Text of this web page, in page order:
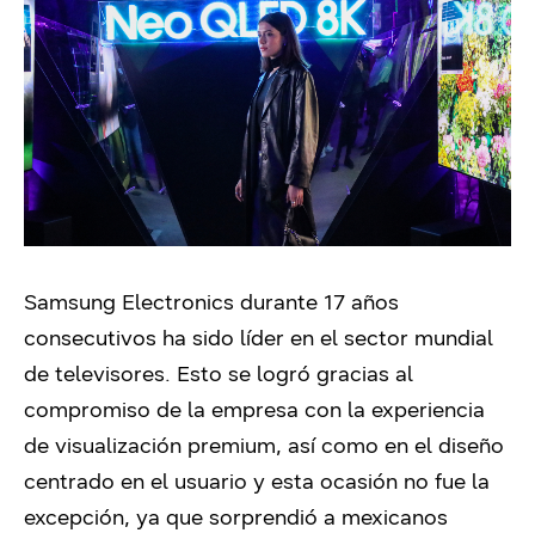
Samsung Electronics durante 17 años
consecutivos ha sido líder en el sector mundial
de televisores. Esto se logró gracias al
compromiso de la empresa con la experiencia
de visualización premium, así como en el diseño
centrado en el usuario y esta ocasión no fue la
excepción, ya que sorprendió a mexicanos